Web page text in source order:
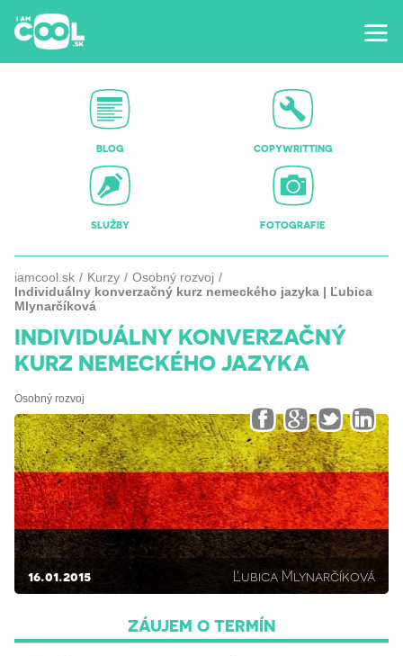
BLOG COPYWRITTING
SLUŽBY FOTOGRAFIE
iamcool.sk Kurzy
Osobný rozvoj
Individuálny konverzačný kurz nemeckého jazyka | Ľubica
Mlynarčíková
INDIVIDUÁLNY KONVERZAČNÝ
KURZ NEMECKÉHO JAZYKA
Osobný rozvoj
16.01.2015 Ľubica Mlynarčíková
ZÁUJEM O TERMÍN